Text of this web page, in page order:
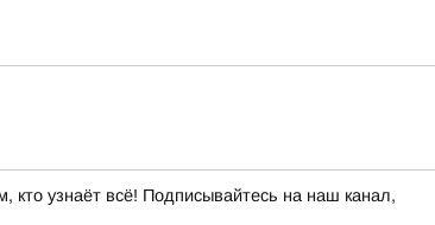
узнаёт всё! Подписывайтесь на наш канал,